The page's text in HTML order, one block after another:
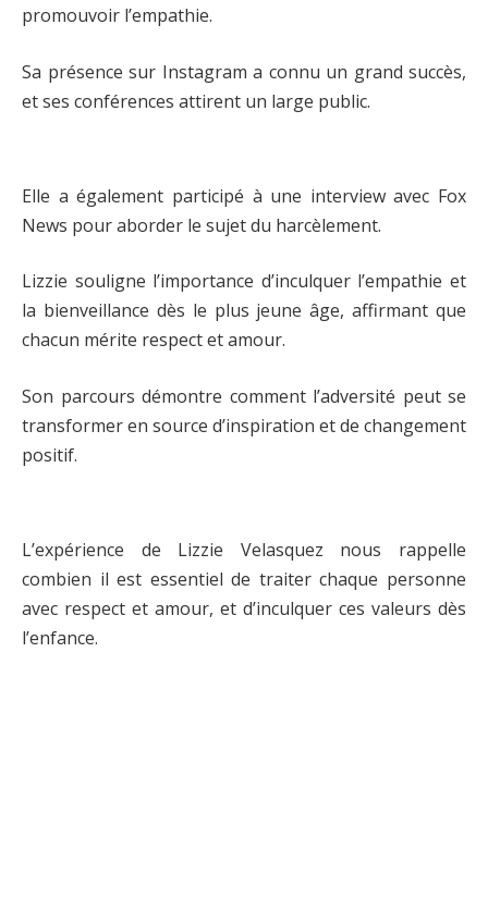
promouvoir l’empathie.
Sa présence sur Instagram a connu un grand succès,
et ses conférences attirent un large public.
Elle a également participé à une interview avec Fox
News pour aborder le sujet du harcèlement.
Lizzie souligne l’importance d’inculquer l’empathie et
la bienveillance dès le plus jeune âge, affirmant que
chacun mérite respect et amour.
Son parcours démontre comment l’adversité peut se
transformer en source d’inspiration et de changement
positif.
L’expérience de Lizzie Velasquez nous rappelle
combien il est essentiel de traiter chaque personne
avec respect et amour, et d’inculquer ces valeurs dès
l’enfance.